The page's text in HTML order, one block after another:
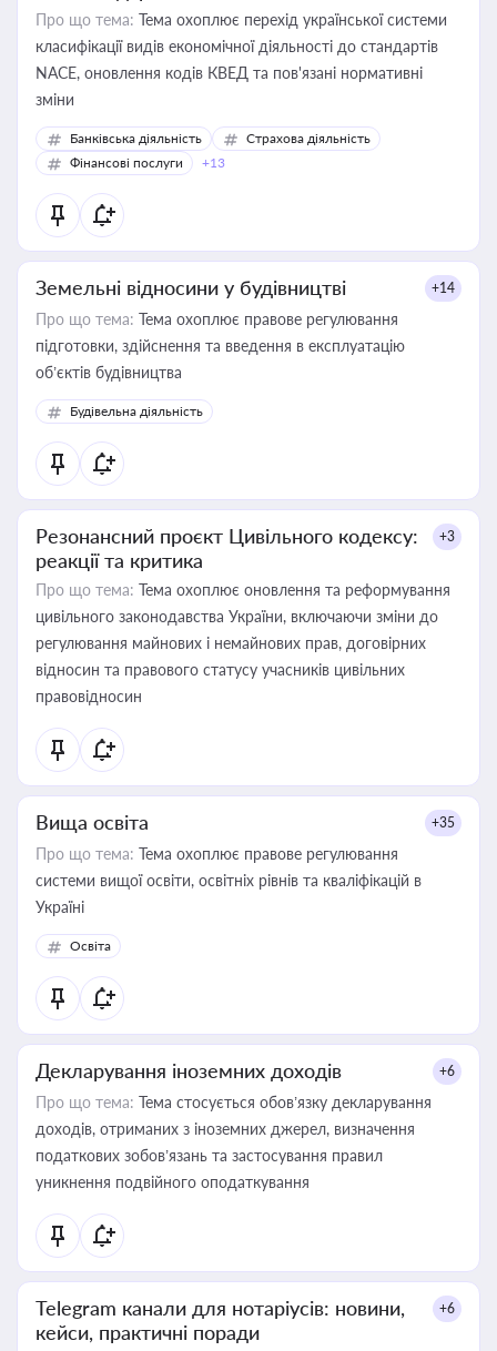
Про що тема: Тема охоплює перехід української системи
класифікації видів економічної діяльності до стандартів
NACE, оновлення кодів КВЕД та пов'язані нормативні
зміни
Банківська діяльність
Страхова діяльність
Фінансові послуги
+13
Земельні відносини у будівництві +14
Про що тема: Тема охоплює правове регулювання
підготовки, здійснення та введення в експлуатацію
об’єктів будівництва
Будівельна діяльність
Резонансний проєкт Цивільного кодексу:
реакції та критика
+3
Про що тема: Тема охоплює оновлення та реформування
цивільного законодавства України, включаючи зміни до
регулювання майнових і немайнових прав, договірних
відносин та правового статусу учасників цивільних
правовідносин
Вища освіта +35
Про що тема: Тема охоплює правове регулювання
системи вищої освіти, освітніх рівнів та кваліфікацій в
Україні
Освіта
Декларування іноземних доходів +6
Про що тема: Тема стосується обов’язку декларування
доходів, отриманих з іноземних джерел, визначення
податкових зобов’язань та застосування правил
уникнення подвійного оподаткування
Telegram канали для нотаріусів: новини,
кейси, практичні поради
+6